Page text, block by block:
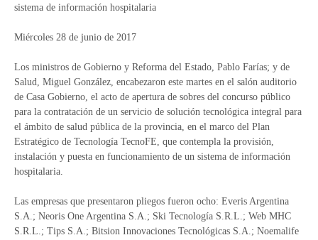
sistema de información hospitalaria
Miércoles 28 de junio de 2017
Los ministros de Gobierno y Reforma del Estado, Pablo Farías; y de
Salud, Miguel González, encabezaron este martes en el salón auditorio
de Casa Gobierno, el acto de apertura de sobres del concurso público
para la contratación de un servicio de solución tecnológica integral para
el ámbito de salud pública de la provincia, en el marco del Plan
Estratégico de Tecnología TecnoFE, que contempla la provisión,
instalación y puesta en funcionamiento de un sistema de información
hospitalaria.
Las empresas que presentaron pliegos fueron ocho: Everis Argentina
S.A.; Neoris One Argentina S.A.; Ski Tecnología S.R.L.; Web MHC
S.R.L.; Tips S.A.; Bitsion Innovaciones Tecnológicas S.A.; Noemalife